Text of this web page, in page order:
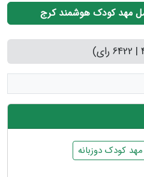
مهد کودک هوشمند کرج
مهد کودک دوزبانه